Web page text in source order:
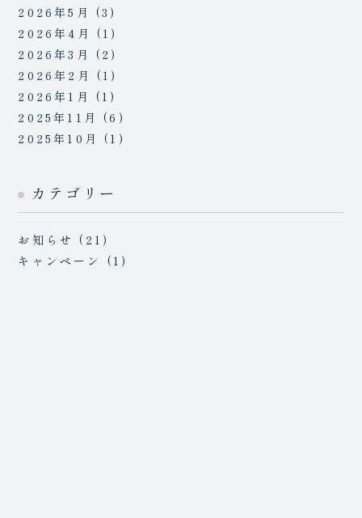
2026年5月 (3)
2026年4月 (1)
2026年3月 (2)
2026年2月 (1)
2026年1月 (1)
2025年11月 (6)
2025年10月 (1)
カテゴリー
お知らせ (21)
キャンペーン (1)